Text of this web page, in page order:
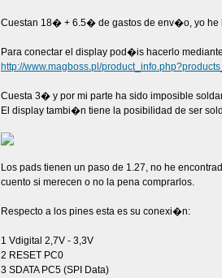
Cuestan 18� + 6.5� de gastos de env�o, yo he
Para conectar el display pod�is hacerlo
http://www.magboss.pl/
Cuesta 3� y por mi parte ha sido imposible
El display tambi�n tiene la posibilidad de ser
Los pads tienen un paso de 1.27, no he
cuento si merecen o no la pena comprarlos.
Respecto a los pines esta es su conexi�n:
1 Vdigital 2,7V - 3,3V
2 RESET PC0
3 SDATA PC5 (SPI Data)